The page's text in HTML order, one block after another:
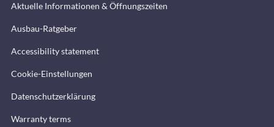
Aktuelle Informationen & Öffnungszeiten
Ausbau-Ratgeber
Accessibility statement
Cookie-Einstellungen
Datenschutzerklärung
Warranty terms